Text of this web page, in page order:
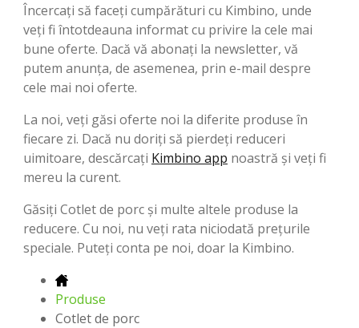
Încercați să faceți cumpărături cu Kimbino, unde
veți fi întotdeauna informat cu privire la cele mai
bune oferte. Dacă vă abonați la newsletter, vă
putem anunța, de asemenea, prin e-mail despre
cele mai noi oferte.
La noi, veți găsi oferte noi la diferite produse în
fiecare zi. Dacă nu doriți să pierdeți reduceri
uimitoare, descărcați Kimbino app noastră și veți fi
mereu la curent.
Găsiți Cotlet de porc și multe altele produse la
reducere. Cu noi, nu veți rata niciodată preţurile
speciale. Puteți conta pe noi, doar la Kimbino.
Produse
Cotlet de porc